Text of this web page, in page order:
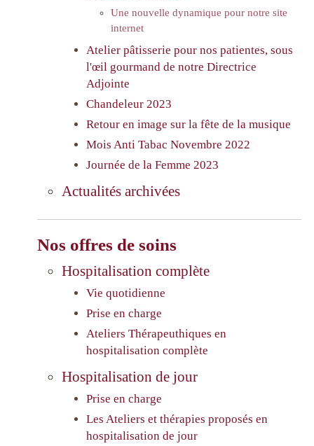
Une nouvelle dynamique pour notre site
internet
Atelier pâtisserie pour nos patientes, sous
l'œil gourmand de notre Directrice
Adjointe
Chandeleur 2023
Retour en image sur la fête de la musique
Mois Anti Tabac Novembre 2022
Journée de la Femme 2023
Actualités archivées
Nos offres de soins
Hospitalisation complète
Vie quotidienne
Prise en charge
Ateliers Thérapeuthiques en
hospitalisation complète
Hospitalisation de jour
Prise en charge
Les Ateliers et thérapies proposés en
hospitalisation de jour